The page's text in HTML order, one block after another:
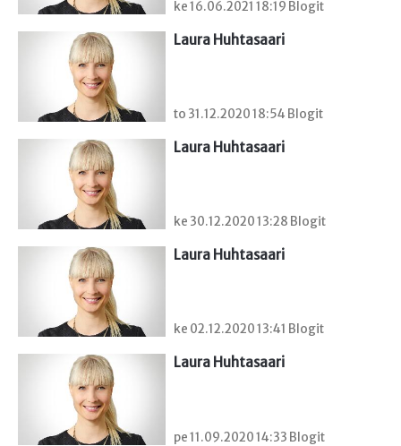
ke 16.06.2021 18:19 Blogit
Laura Huhtasaari
to 31.12.2020 18:54 Blogit
Laura Huhtasaari
ke 30.12.2020 13:28 Blogit
Laura Huhtasaari
ke 02.12.2020 13:41 Blogit
Laura Huhtasaari
pe 11.09.2020 14:33 Blogit